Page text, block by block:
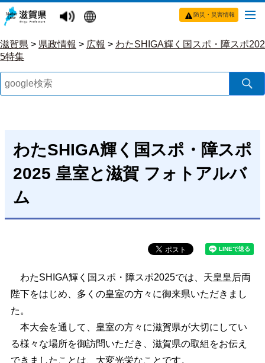
防災・災害情報
滋賀県 > 県政情報 > 広報 > わたSHIGA輝く国スポ・障スポ202
5特集
わたSHIGA輝く国スポ・障スポ
2025 皇室と滋賀 フォトアルバ
ム
わたSHIGA輝く国スポ・障スポ2025では、天皇皇后両
陛下をはじめ、多くの皇室の方々に御来県いただきまし
た。
本大会を通して、皇室の方々に滋賀県が大切にしてい
る様々な場所を御訪問いただき、滋賀県の取組をお伝え
できましたことは、大変光栄なことです。